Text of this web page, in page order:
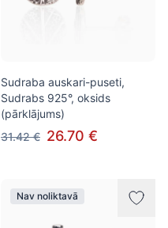
Sudraba auskari-puseti,
Sudrabs 925°, oksids
(pārklājums)
31.42 € 26.70 €
Nav noliktavā